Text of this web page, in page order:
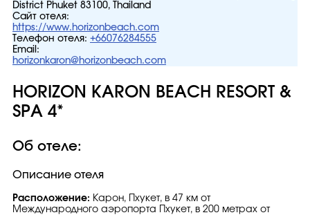
District Phuket 83100, Thailand
Сайт отеля:
https://www.horizonbeach.com
Телефон отеля: +66076284555
Email:
horizonkaron@horizonbeach.com
HORIZON KARON BEACH RESORT &
SPA 4*
Об отеле:
Описание отеля
Расположение: Карон, Пхукет, в 47 км от
Международного аэропорта Пхукет, в 200 метрах от